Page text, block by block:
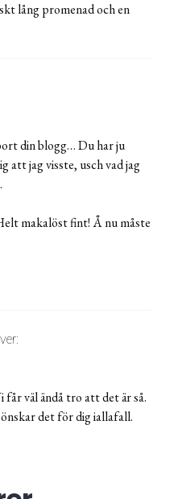
lång promenad och en
din blogg… Du har ju
att jag visste, usch vad jag
makalöst fint! Å nu måste
väl ändå tro att det är så.
det för dig iallafall.